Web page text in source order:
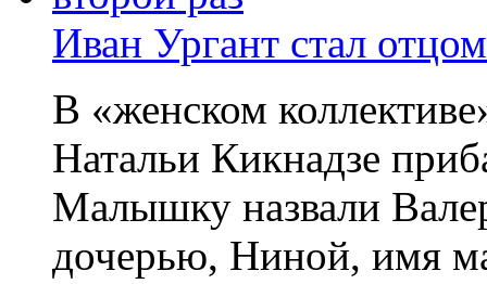
Иван Ургант стал
В «женском
Натальи Кикнадзе
Малышку назвали
дочерью, Ниной, имя